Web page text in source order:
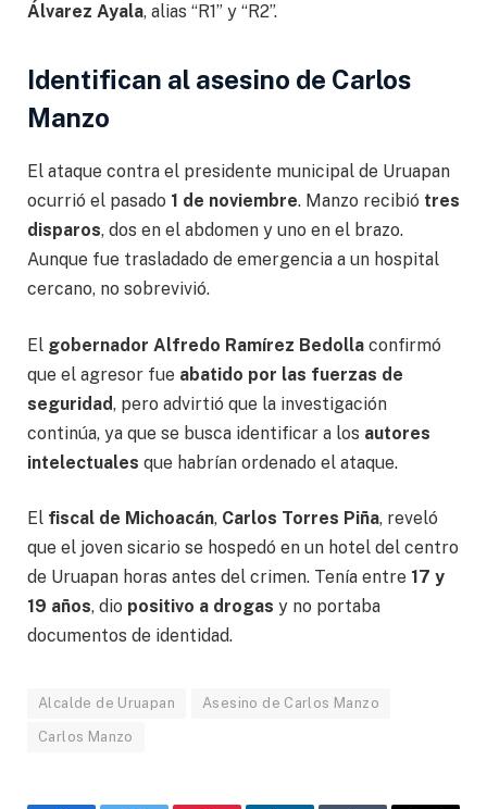
Álvarez Ayala, alias “R1” y “R2”.
Identifican al asesino de Carlos
Manzo
El ataque contra el presidente municipal de Uruapan
ocurrió el pasado 1 de noviembre. Manzo recibió tres
disparos, dos en el abdomen y uno en el brazo.
Aunque fue trasladado de emergencia a un hospital
cercano, no sobrevivió.
El gobernador Alfredo Ramírez Bedolla confirmó
que el agresor fue abatido por las fuerzas de
seguridad, pero advirtió que la investigación
continúa, ya que se busca identificar a los autores
intelectuales que habrían ordenado el ataque.
El fiscal de Michoacán, Carlos Torres Piña, reveló
que el joven sicario se hospedó en un hotel del centro
de Uruapan horas antes del crimen. Tenía entre 17 y
19 años, dio positivo a drogas y no portaba
documentos de identidad.
Alcalde de Uruapan Asesino de Carlos Manzo
Carlos Manzo